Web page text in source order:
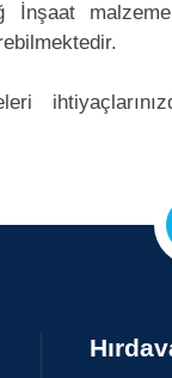
İnşaat